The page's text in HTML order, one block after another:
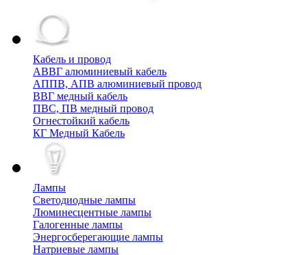
Кабель и провод
АВВГ алюминиевый кабель
АППВ, АПВ алюминиевый провод
ВВГ медный кабель
ПВС, ПВ медный провод
Огнестойкий кабель
КГ Медный Кабель
Лампы
Cветодиодные лампы
Люминесцентные лампы
Галогенные лампы
Энергосберегающие лампы
Натриевые лампы